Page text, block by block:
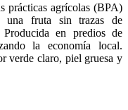
prácticas agrícolas (BPA)
una fruta sin trazas de
en predios de
la economía local.
verde claro, piel gruesa y